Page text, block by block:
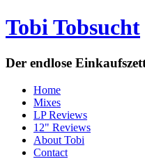
Tobi Tobsucht
Der endlose
Home
Mixes
LP Reviews
12" Reviews
About Tobi
Contact